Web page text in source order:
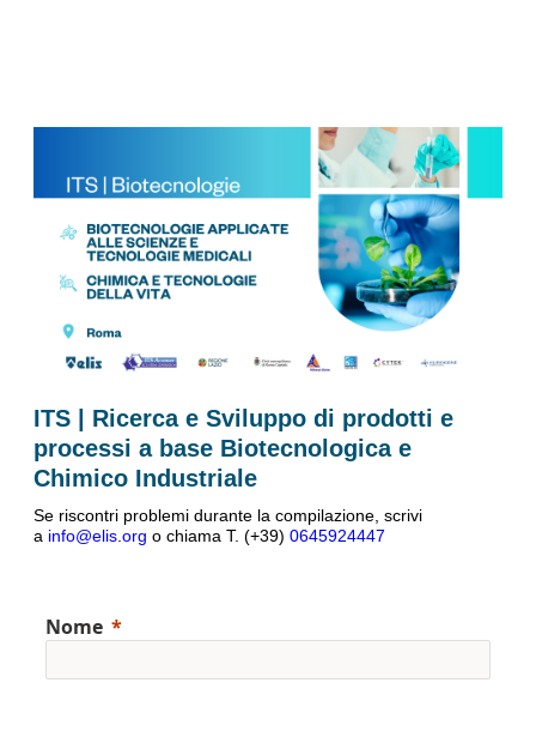
ITS | Ricerca e Sviluppo di prodotti e
processi a base Biotecnologica e
Chimico Industriale
Se riscontri problemi durante la compilazione, scrivi
a info@elis org o chiama T. (+39) 0645924447
Nome